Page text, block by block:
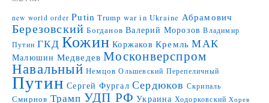
new world order Putin Trump war in Ukraine Абрамович
Березовский Богданов Валерий Морозов Владимир
Путин ГКД Кожин Коржаков Кремль МАК
Малюшин Медведев Москонверспром
Навальный Немцов Ольшевский Перепеличный
Путин Сергей Фургал Сердюков Скрипаль
Смирнов Трамп УДП РФ Украина Ходорковский Хорев